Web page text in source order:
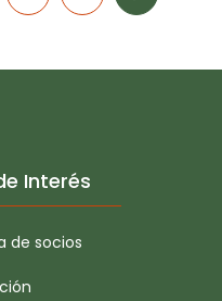
Interés
de socios